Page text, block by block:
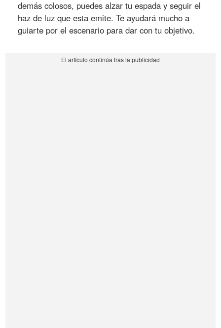
demás colosos, puedes alzar tu espada y seguir el
haz de luz que esta emite. Te ayudará mucho a
guiarte por el escenario para dar con tu objetivo.